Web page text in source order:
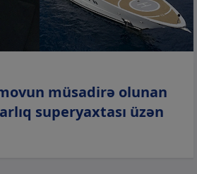
müsadirə olunan
superyaxtası üzən